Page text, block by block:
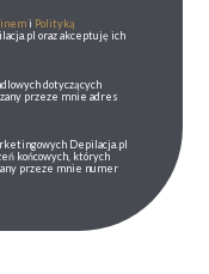
i Polityką
oraz akceptuję ich
dotyczących
przeze mnie adres
Depilacja.pl
końcowych, których
przeze mnie numer